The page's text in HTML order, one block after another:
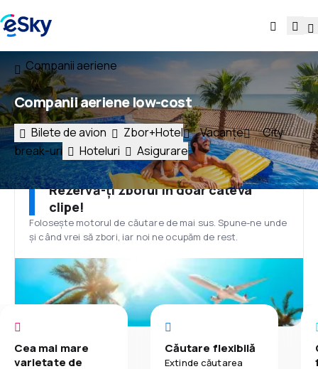
Companii aeriene
Companii aeriene low-cost
Bilete de avion Zbor+Hotel Vacanțe
City
break-uri
Hoteluri Asigurare
Rezervă-ți zborul în doar câteva
clipe!
Folosește motorul de căutare de mai sus. Spune-ne unde
și când vrei să zbori, iar noi ne ocupăm de rest.
Cea mai mare
varietate de
Căutare flexibilă
Extinde căutarea